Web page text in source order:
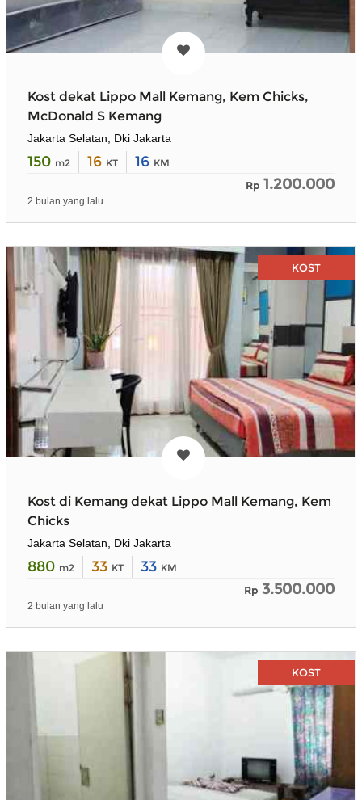
Kost dekat Lippo Mall Kemang, Kem Chicks,
McDonald S Kemang
Jakarta Selatan, Dki Jakarta
150 m2 16 KT 16 KM
Rp 1.200.000
2 bulan yang lalu
KOST
Kost di Kemang dekat Lippo Mall Kemang, Kem
Chicks
Jakarta Selatan, Dki Jakarta
880 m2 33 KT 33 KM
Rp 3.500.000
2 bulan yang lalu
KOST